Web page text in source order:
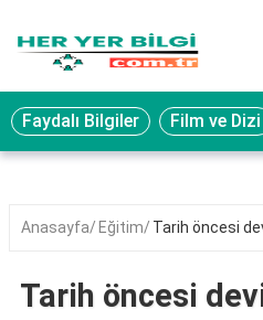
Eğitim
Ekonomi
Seyahat
Oyun
Faydalı Bilgiler Film ve Dizi
Anasayfa Eğitim Tarih öncesi
Tarih öncesi